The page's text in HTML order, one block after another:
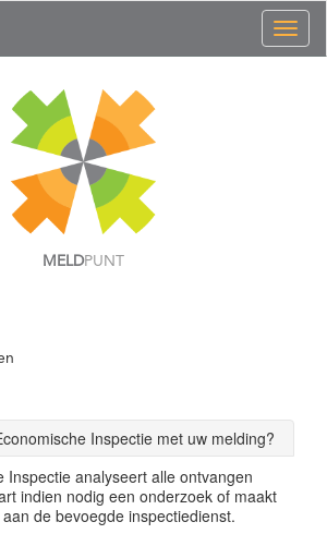
MELDPUNT
Inspectie met uw melding?
Inspectie analyseert alle ontvangen
indien nodig een onderzoek of maakt
de bevoegde inspectiedienst.